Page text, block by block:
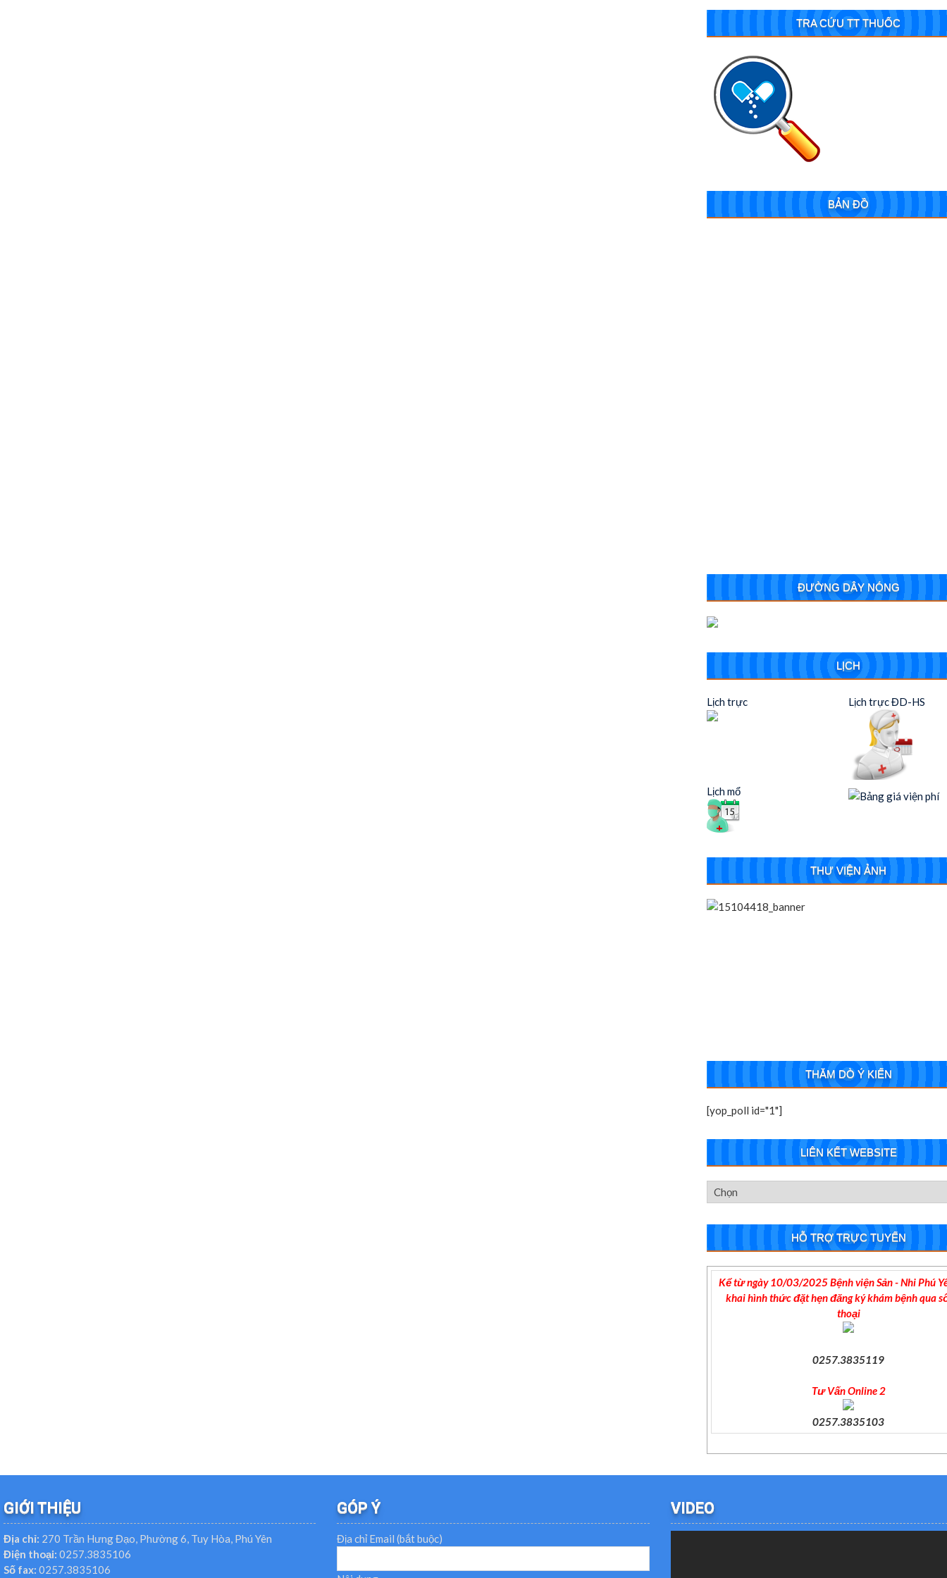
động thực hiện công tác chuyên
nghiệp vụ tại Bệnh viện Sản-Nhi Tỉnh
Đắk Lắk.
Yêu cầu báo giá gói thầu: Tư vấn Lập Hồ
sơ cấp độ An toàn thông tin của Bệnh
viện Sản – Nhi Tỉnh Đắk Lắk
viện Sản Nhi tỉnh Đắk Lắk.
TRA CỨU TT THUỐC
BẢN ĐỒ
ĐƯỜNG DÂY NÓNG
LỊCH
Lịch trực Lịch trực ĐD-HS
Lịch mổ
THƯ VIỆN ẢNH
THĂM DÒ Ý KIẾN
[yop_poll id="1"]
LIÊN KẾT WEBSITE
HỖ TRỢ TRỰC TUYẾN
Kể từ ngày 10/03/2025 Bệnh viện Sản - Nhi Phú
khai hình thức đặt hẹn đăng ký khám bệnh qua
thoại
0257.3835119
Tư Vấn Online 2
0257.3835103
GIỚI THIỆU
Địa chỉ: 270 Trần Hưng Đạo, Phường 6, Tuy Hòa, Phú Yên
Điện thoại: 0257.3835106
Số fax: 0257.3835106
GÓP Ý
Địa chỉ Email (bắt buộc)
VIDEO